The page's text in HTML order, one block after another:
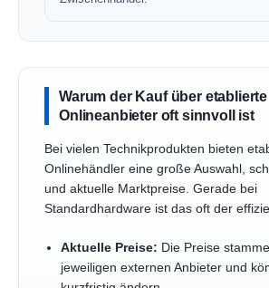
Warum der Kauf über etablierte
Onlineanbieter oft sinnvoll ist
Bei vielen Technikprodukten bieten
Onlinehändler eine große Auswahl,
und aktuelle Marktpreise. Gerade bei
Standardhardware ist das oft der
Aktuelle Preise: Die Preise
jeweiligen externen Anbieter und